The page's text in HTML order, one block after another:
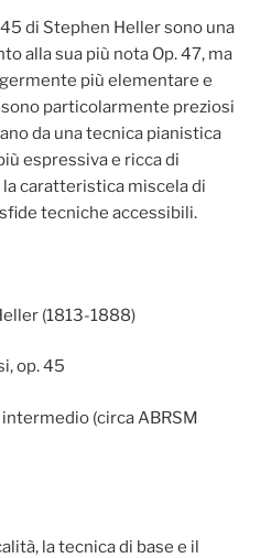
di Stephen Heller sono una
alla sua più nota Op. 47, ma
più elementare e
particolarmente preziosi
da una tecnica pianistica
espressiva e ricca di
caratteristica miscela di
tecniche accessibili.
(1813-1888)
op. 45
(circa ABRSM
la tecnica di base e il